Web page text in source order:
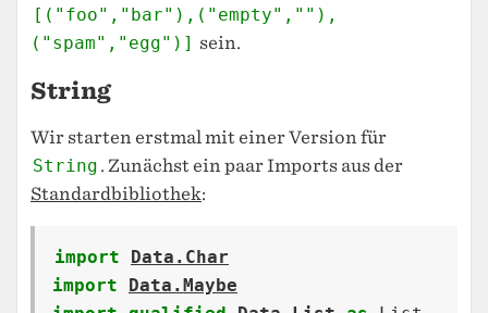
[("foo","bar"),("empty",""),
("spam","egg")] sein.
String
Wir starten erstmal mit einer Version für
String . Zunächst ein paar Imports aus der
Standardbibliothek:
import
Data.Char
import
Data.Maybe